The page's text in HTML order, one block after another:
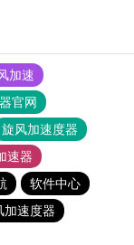
加速
官网
旋风加速度器
速器
软件中心
加速度器